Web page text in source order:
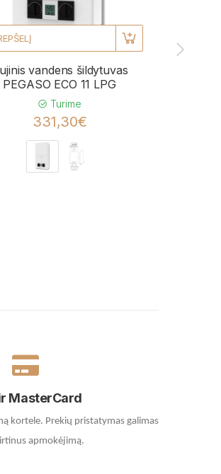
vandens šildytuvas
PEGASO ECO 11 LPG
Turime
331,30€
MasterCard
kortele. Prekių pristatymas galimas
apmokėjimą.